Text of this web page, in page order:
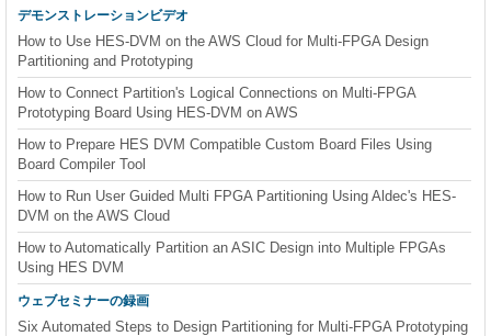
デモンストレーションビデオ
How to Use HES-DVM on the AWS Cloud for Multi-FPGA Design
Partitioning and Prototyping
How to Connect Partition's Logical Connections on Multi-FPGA
Prototyping Board Using HES-DVM on AWS
How to Prepare HES DVM Compatible Custom Board Files Using
Board Compiler Tool
How to Run User Guided Multi FPGA Partitioning Using Aldec's HES-
DVM on the AWS Cloud
How to Automatically Partition an ASIC Design into Multiple FPGAs
Using HES DVM
ウェブセミナーの録画
Six Automated Steps to Design Partitioning for Multi-FPGA Prototyping